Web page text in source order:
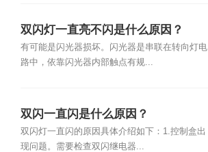
双闪灯一直亮不闪是什么原因？
有可能是闪光器损坏。闪光器是串联在转向灯电
路中，依靠闪光器内部触点有规...
双闪一直闪是什么原因？
双闪灯一直闪的原因具体介绍如下：1.控制盒出
现问题。需要检查双闪继电器...